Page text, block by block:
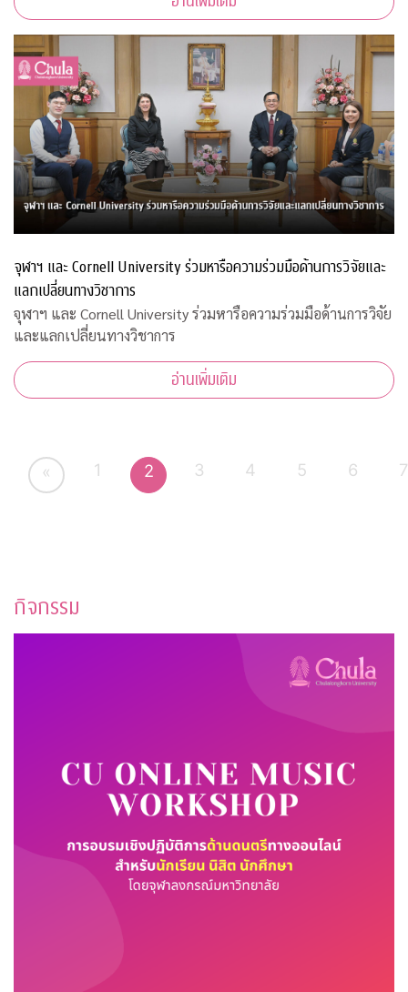
จุฬาฯ และ Cornell University ร่วมหารือความร่วมมือด้านการวิจัยและ
แลกเปลี่ยนทางวิชาการ
จุฬาฯ และ Cornell University ร่วมหารือความร่วมมือด้านการวิจัย
และแลกเปลี่ยนทางวิชาการ
อ่านเพิ่มเติม
« 1 2 3 4 5 6 7
กิจกรรม